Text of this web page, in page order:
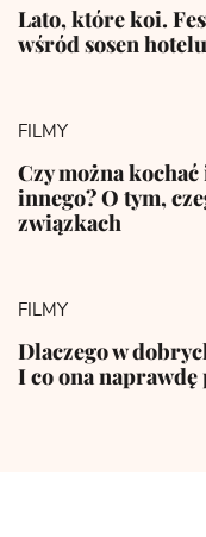
Lato, które koi.
wśród sosen
FILMY
Czy można
innego? O tym,
związkach
FILMY
Dlaczego w
I co ona